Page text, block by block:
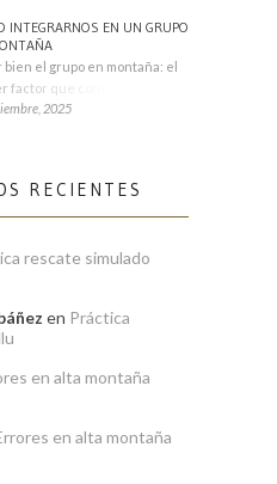
INTEGRARNOS EN UN GRUPO
bien el grupo en montaña: el
factor que condiciona tu
2025
RECIENTES
rescate simulado
en Práctica
en alta montaña
en alta montaña